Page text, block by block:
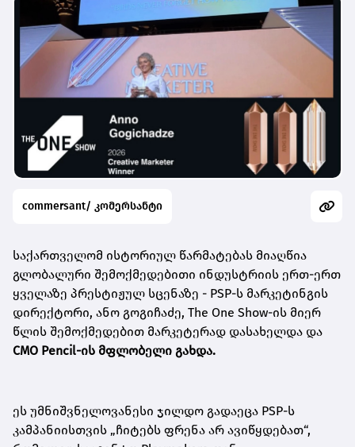
commersant/ კომერსანტი
საქართველომ ისტორიულ წარმატებას მიაღწია
გლობალური შემოქმედებითი ინდუსტრიის ერთ-ერთ
ყველაზე პრესტიჟულ სცენაზე - PSP-ს მარკეტინგის
დირექტორი, ანო გოგიჩაძე, The One Show-ის მიერ
წლის შემოქმედებით მარკეტერად დასახელდა და
CMO Pencil-ის მფლობელი გახდა.
ეს უმნიშვნელოვანესი ჯილდო გადაეცა PSP-ს
კამპანიისთვის „ჩიტებს ფრენა არ ავიწყდებათ“,